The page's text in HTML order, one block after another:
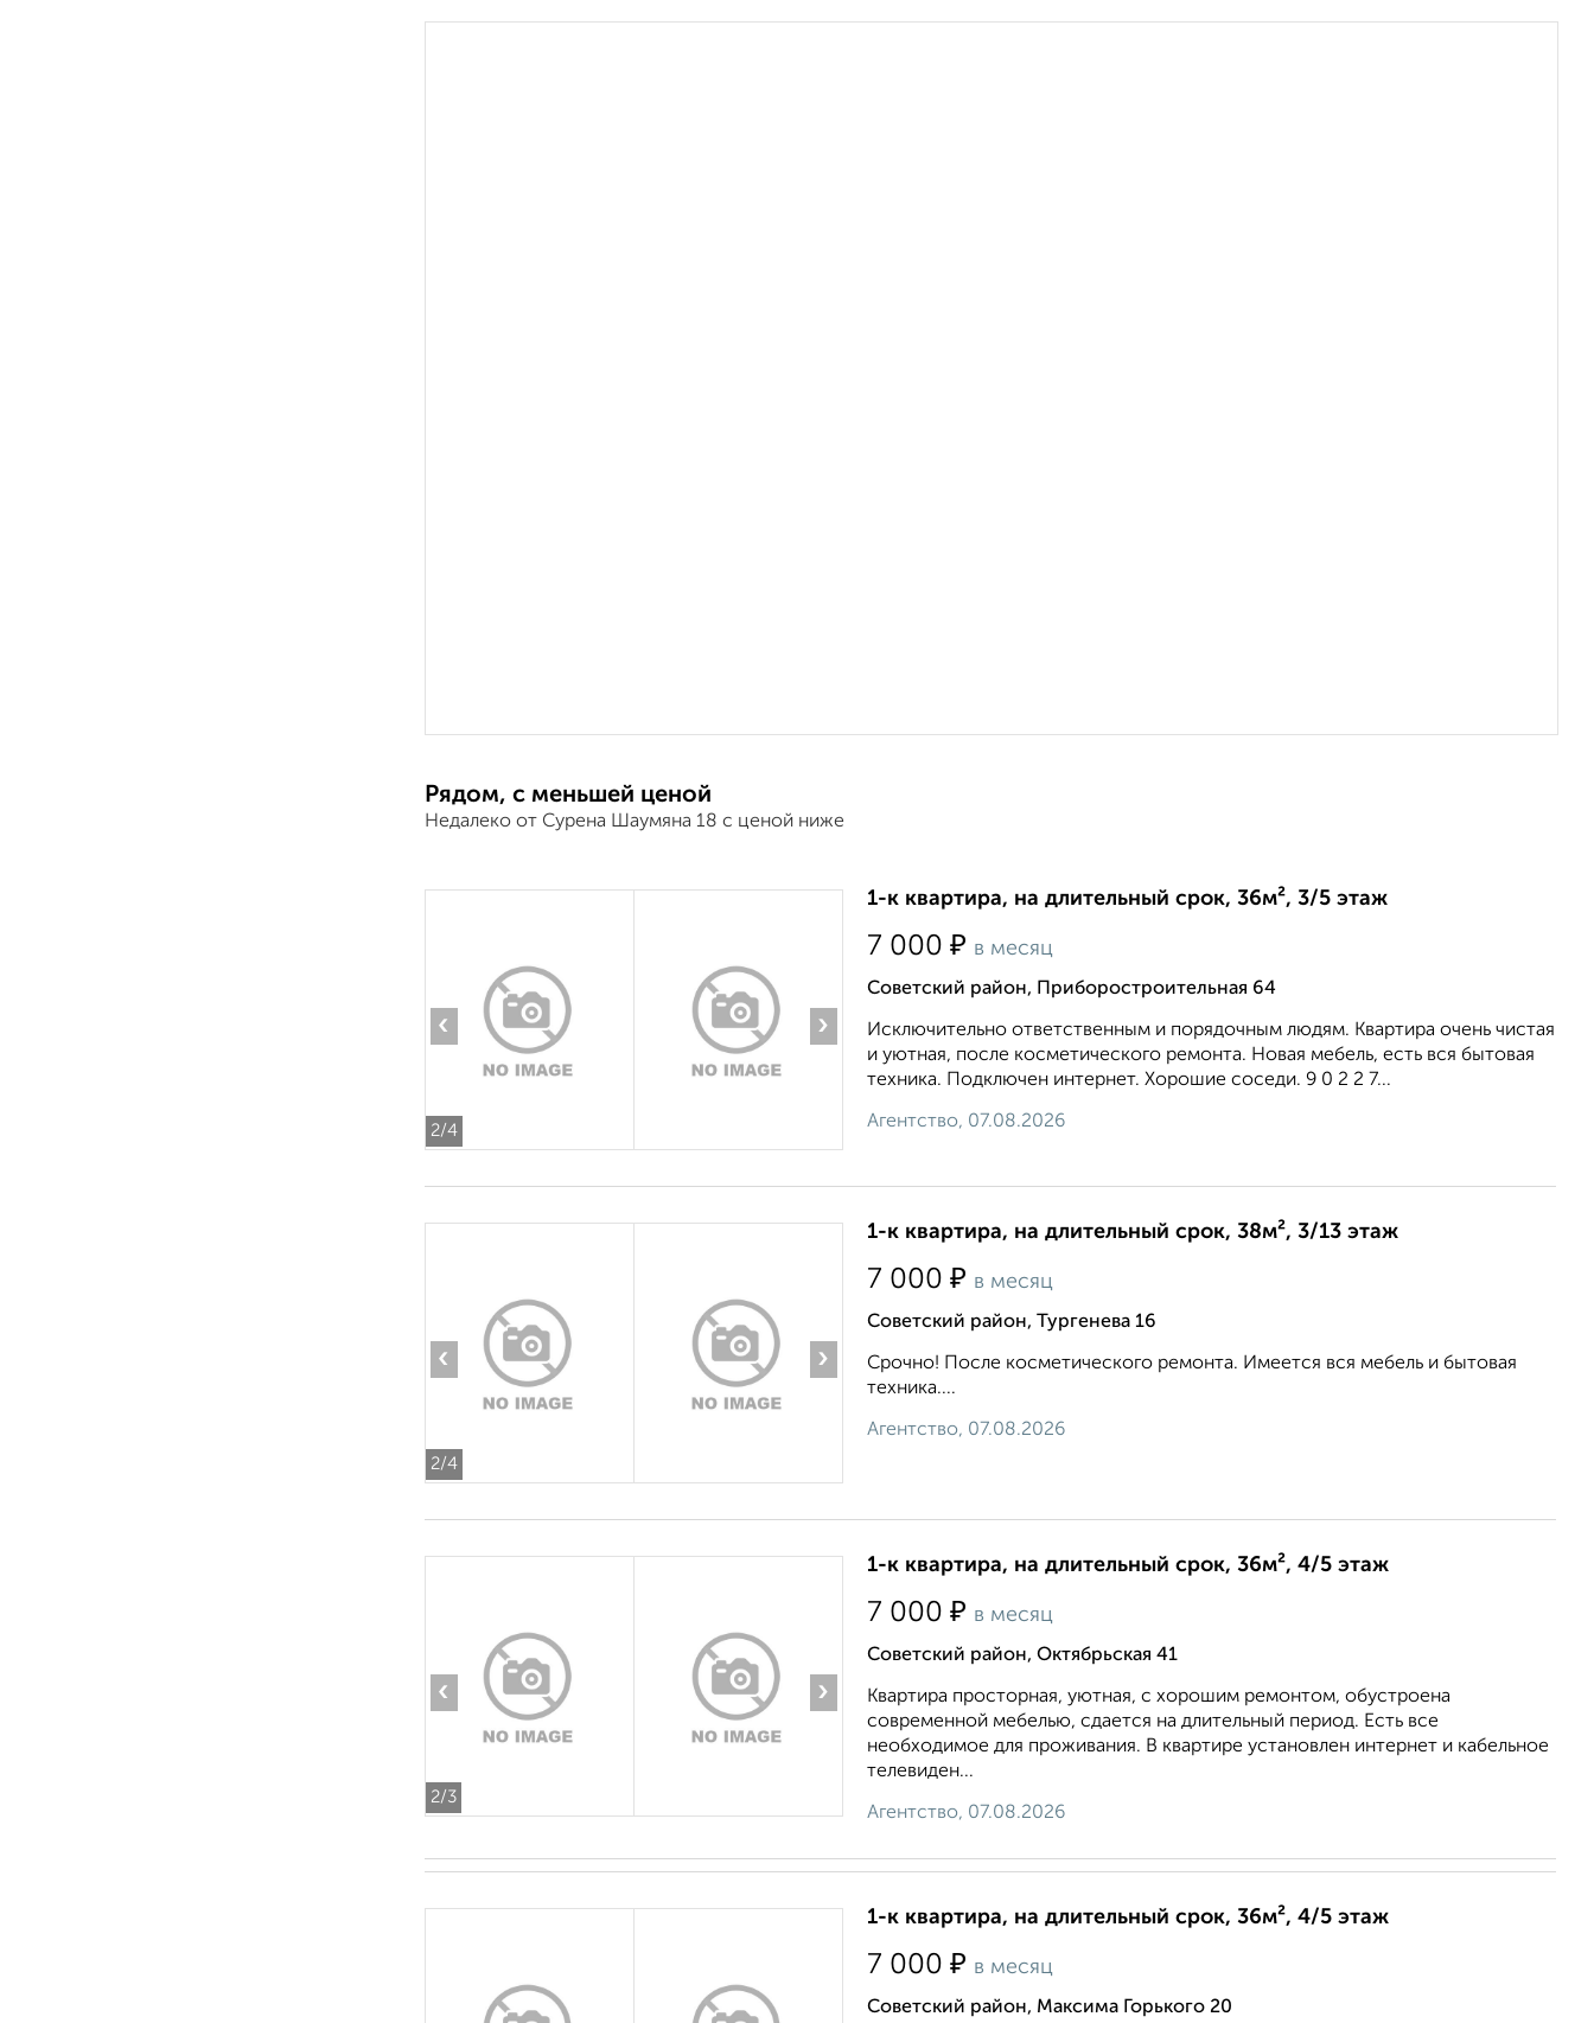
Рядом, с меньшей ценой
Недалеко от Сурена Шаумяна 18 с ценой ниже
2/4
‹ ›
1-к квартира, на длительный срок, 36м², 3/5 этаж
7 000 ₽ в месяц
Советский район, Приборостроительная 64
Исключительно ответственным и порядочным людям. Квартира очень чистая
и уютная, после косметического ремонта. Новая мебель, есть вся бытовая
техника. Подключен интернет. Хорошие соседи. 9 0 2 2 7...
Агентство, 07.08.2026
2/4
‹ ›
1-к квартира, на длительный срок, 38м², 3/13 этаж
7 000 ₽ в месяц
Советский район, Тургенева 16
Срочно! После косметического ремонта. Имеется вся мебель и бытовая
техника....
Агентство, 07.08.2026
2/3
‹ ›
1-к квартира, на длительный срок, 36м², 4/5 этаж
7 000 ₽ в месяц
Советский район, Октябрьская 41
Квартира просторная, уютная, с хорошим ремонтом, обустроена
современной мебелью, сдается на длительный период. Есть все
необходимое для проживания. В квартире установлен интернет и кабельное
телевиден...
Агентство, 07.08.2026
1-к квартира, на длительный срок, 36м², 4/5 этаж
7 000 ₽ в месяц
Советский район, Максима Горького 20